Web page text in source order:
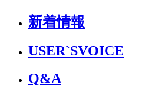
新着情報
USER`SVOICE
Q&A